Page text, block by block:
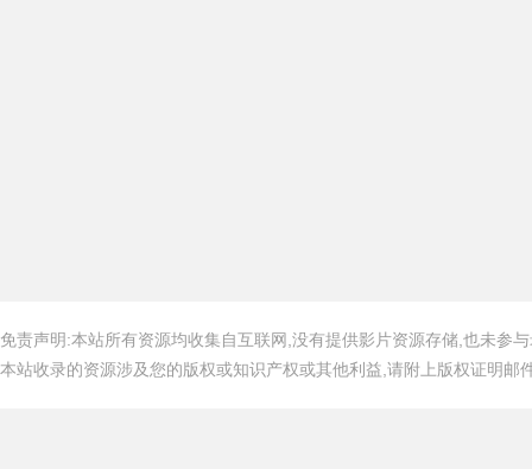
免责声明:本站所有资源均收集自互联网,没有提供影片资源存储,也未参
本站收录的资源涉及您的版权或知识产权或其他利益,请附上版权证明